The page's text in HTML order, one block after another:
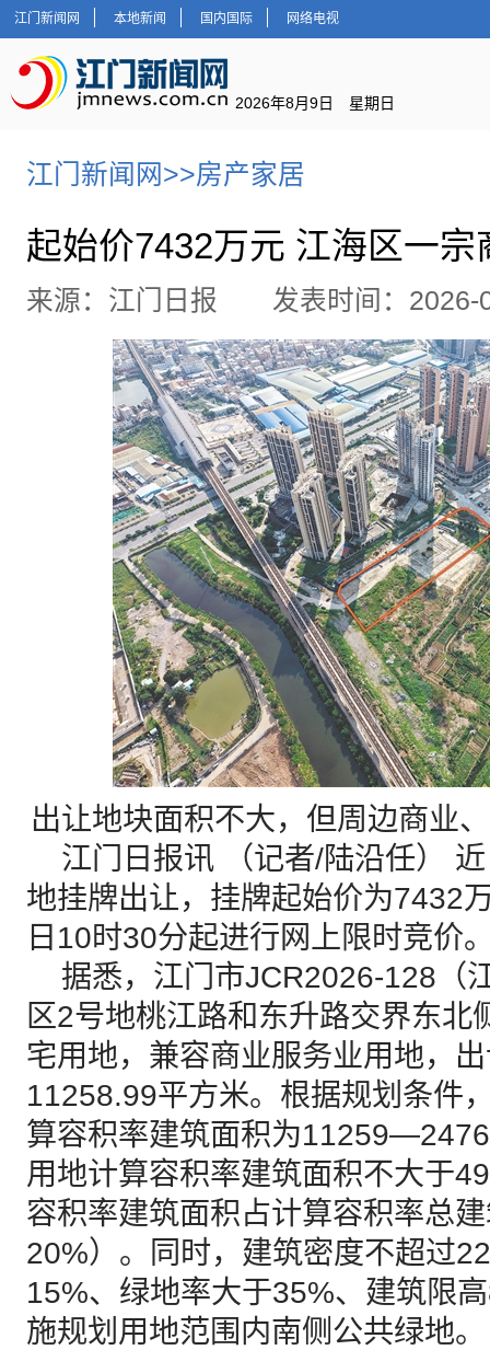
江门新闻网 本地新闻 国内国际 网络电视
2026年8月9日 星期日
江门新闻网 >>房产家居
起始价7432万元 江海区一
来源：江门日报 发表时间：
出让地块面积不大，但周边商业
江门日报讯 （记者/陆沿任）
地挂牌出让，挂牌起始价为7432
日10时30分起进行网上限时竞价
据悉，江门市JCR2026-128（
区2号地桃江路和东升路交界东北
宅用地，兼容商业服务业用地，
11258.99平方米。根据规划条件
算容积率建筑面积为
用地计算容积率建筑面积不大于
容积率建筑面积占计算容积率总
20%）。同时，建筑密度不超过
15%、绿地率大于35%、建筑限
施规划用地范围内南侧公共绿地。